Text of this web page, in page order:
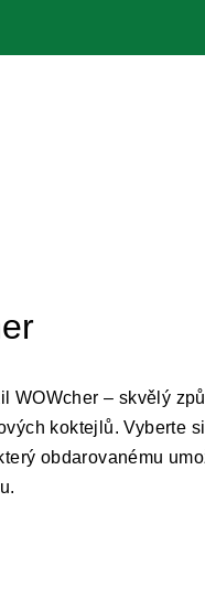
WOWcher – skvělý
koktejlů. Vyberte
obdarovanému